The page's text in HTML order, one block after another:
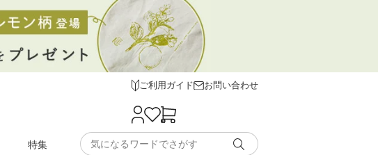
ご利用ガイド お問い合わせ
特集